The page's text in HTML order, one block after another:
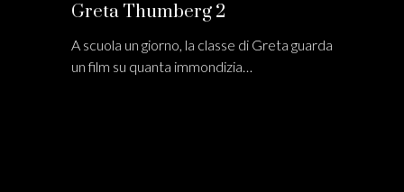
Greta Thumberg 2
A scuola un giorno, la classe di Greta guarda
un film su quanta immondizia…